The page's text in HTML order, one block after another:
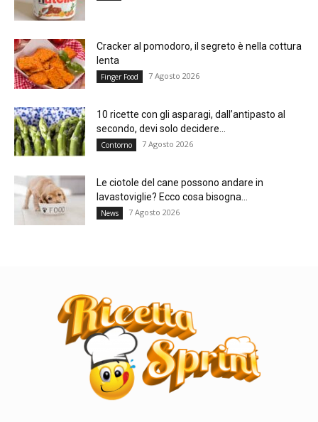
Cracker al pomodoro, il segreto è nella cottura
lenta
Finger Food 7 Agosto 2026
10 ricette con gli asparagi, dall’antipasto al
secondo, devi solo decidere...
Contorno 7 Agosto 2026
Le ciotole del cane possono andare in
lavastoviglie? Ecco cosa bisogna...
News 7 Agosto 2026